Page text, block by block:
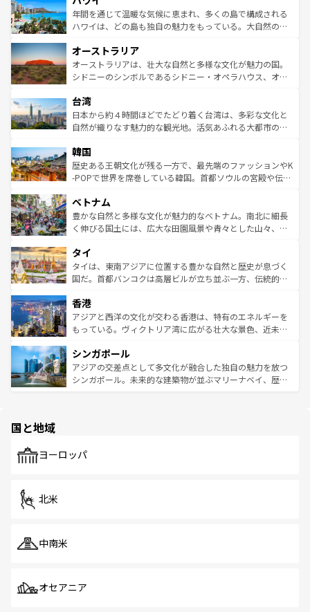
着のスイス情報はコンテンツ一覧 を参照してほしい。
ンメントが詰まった刺激的なスポットだ。一方、アメリカ
西部には大自然が広がり、グランドキャニオンやイエロー
部のニューオーリンズでは、音楽と美食が融合した独特の
文化が魅力。旅行者はアメリカの各地域で異なる魅力を楽
しみながら、その多様性と豊かな歴史を感じることができ
ならではの贅沢な旅のスタイルだ。 なお、新着のアメリカ
情報はコンテンツ一覧を参照してほしい。
年間を通じて温暖な気候に恵まれ、多くの島で構成される
ハワイは、どの島も独自の魅力をもっている。大自然の神
ワイ島は見逃せない。また、定番の観光地といえばオアフ
島だが、静かな自然を求めるならマウイ島やカウアイ島が
おすすめ。エメラルドグリーンに輝く海をはじめ、豊かな
れるおもてなしの心で訪れる人々を迎えてくれるハワイの
人々、おいしいローカルフードやハワイアンミュージッ
ク、伝統的なフラダンスなど、すべてがハワイの魅力を彩
ワイを、存分に味わってほしい。 なお、新着のハワイ情報
はコンテンツ一覧を参照してほしい。
オーストラリア
オーストラリアは、壮大な自然と多様な文化が魅力の国。
シドニーのシンボルであるシドニー・オペラハウス、オー
リアリーフや大陸中央部にそびえるウルル（エアーズロッ
ク）、タスマニアの美しい原生林やケアンズの熱帯雨林な
ど、見どころがたくさん。また、カフェやワイン、オージ
いる。アクティビティも充実しており、サーフィンやダイ
ビング、ハイキングなど、アウトドア好きにはたまらな
い。オーストラリアの多彩な魅力を存分に味わいつくそ
参照してほしい。
台湾
日本から約４時間ほどでたどり着く台湾は、多彩な文化と
自然が織りなす魅力的な観光地。活気あふれる大都市の台
ン）、静ひつな山岳地帯である台湾東部など、都市の喧騒
と山間の静けさが共存しており、訪れる人に新しい発見と
驚きをもたらしてくれる。また、奥深い台湾の食文化も魅
容にもいいと評判のスイーツなど、バラエティ豊かな料理
が味わえる。 なお、新着の台湾情報は コンテンツ一覧を参
照してほしい。
韓国
歴史ある王朝文化が残る一方で、最先端のファッションやK
-POPで世界を席巻している韓国。首都ソウルの宮殿や伝統
き、地方に足を延ばせば四季折々の自然美を楽しむことが
できる。そして、キムチや焼肉、絶品のストリートフード
まで、さまざまな韓国料理が待っている。夜には、韓国な
リティに包まれながら、韓国の多彩な魅力を心ゆくまで味
わってみてほしい。 なお、新着の韓国情報はコンテンツ一
覧を参照してほしい。
ベトナム
豊かな自然と多様な文化が魅力的なベトナム。南北に細長
く伸びる国土には、広大な田園風景や青々とした山々、世
急速な発展と共に伝統が息づく。ハノイの古い町並みやホ
ーチミン市のフランス統治時代の建物も、独特の雰囲気を
醸し出している。また、バラエティの豊かさとおいしさで
とつ。フォーやバインミー、ベトナムコーヒーなどは、ぜ
ひ現地で味わいたい。どの地域を訪れてもあたたかい人々
が旅行者を迎えてくれるので、きっと忘れられない旅にな
参照してほしい。
タイ
タイは、東南アジアに位置する豊かな自然と歴史が息づく
国だ。首都バンコクは高層ビルが立ち並ぶ一方、伝統的な
の活気が交差している。北部ではチェンマイなどの山岳地
帯で自然と触れ合い、南部ではプーケットやクラビの美し
いビーチでリゾート気分を楽しむことができる。タイ料理
激する。気候は一年中温暖で、どの季節にも異なる楽しみ
が待っている。親しみやすいタイの人々、仏教を中心とし
た文化、そして多様な観光資源が、訪れる旅人を魅了し続
香港
アジアと西洋の文化が交わる香港は、特有のエネルギーを
もっている。ヴィクトリア湾に広がる壮大な景色、近未来
み、どこを訪れても感動するはず。観光スポットが密集し
ており、効率よく見どころを回れるのも魅力。息をのむよ
うな絶景から文化的な体験まで、香港を存分に楽しみ尽く
シンガポール
アジアの交差点として多文化が融合した独自の魅力を放つ
シンガポール。未来的な建築物が並ぶマリーナベイ、歴史
で、ホーカーズは地元の風情を楽しめる外せないスポット
国と地域
ヨーロッパ
北米
中南米
オセアニア